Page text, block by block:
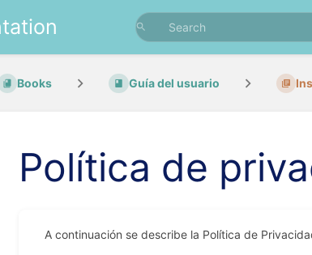
Books Guía del usuario
Política de
A continuación se describe la Política de